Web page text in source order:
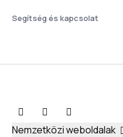
Segítség és kapcsolat
Nemzetközi weboldalak